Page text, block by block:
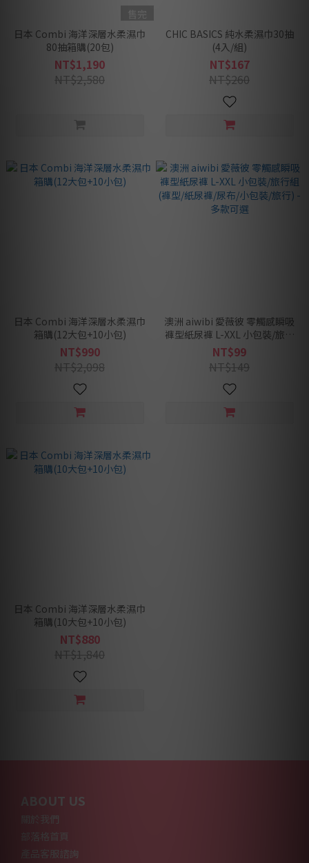
售完
日本 Combi 海洋深層水柔濕巾
80抽箱購(20包)
NT$1,190
NT$2,580
CHIC BASICS 純水柔濕巾30抽
(4入/組)
NT$167
NT$260
日本 Combi 海洋深層水柔濕巾
箱購(12大包+10小包)
NT$990
NT$2,098
澳洲 aiwibi 愛薇彼 零觸感瞬吸
褲型紙尿褲 L-XXL 小包裝/旅行
組(褲型/紙尿褲/尿布/小包裝/旅
行) -多款可選
NT$99
NT$149
日本 Combi 海洋深層水柔濕巾
箱購(10大包+10小包)
NT$880
NT$1,840
ABOUT US
關於我們
部落格首頁
產品客服諮詢